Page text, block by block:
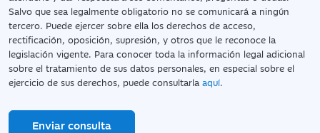
Salvo que sea legalmente obligatorio no se comunicará a ningún
tercero. Puede ejercer sobre ella los derechos de acceso,
rectificación, oposición, supresión, y otros que le reconoce la
legislación vigente. Para conocer toda la información legal adicional
sobre el tratamiento de sus datos personales, en especial sobre el
ejercicio de sus derechos, puede consultarla aquí.
Enviar consulta